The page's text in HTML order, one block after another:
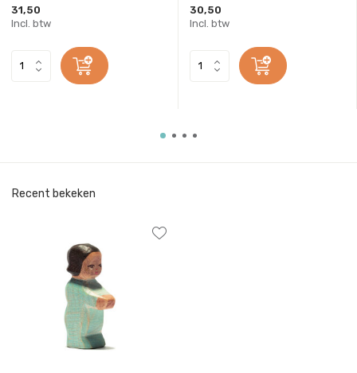
31,50
Incl. btw
30,50
Incl. btw
Recent bekeken